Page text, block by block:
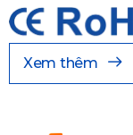
Xem thêm